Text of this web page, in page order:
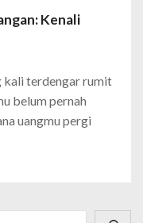
Kenali
kali terdengar rumit
belum pernah
uangmu pergi